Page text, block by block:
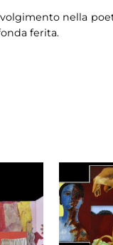
nella
ferita.